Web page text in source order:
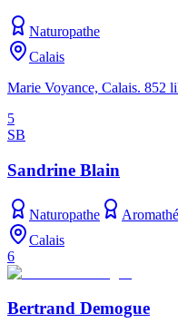
Naturopathe
Calais
Marie Voyance, Calais. 852
5
SB
Sandrine Blain
Naturopathe
Calais
6
Bertrand Demogue